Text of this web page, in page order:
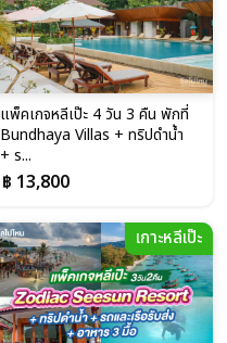
แพ็คเกจหลีเป๊ะ 4 วัน 3 คืน พักที่
Bundhaya Villas + ทริปดำน้ำ
+ ร...
฿ 13,800
เกาะหลีเป๊ะ